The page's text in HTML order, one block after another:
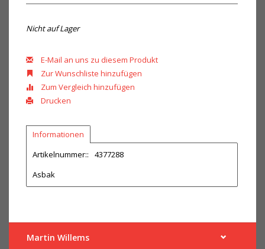
Nicht auf Lager
E-Mail an uns zu diesem Produkt
Zur Wunschliste hinzufügen
Zum Vergleich hinzufügen
Drucken
Informationen
Artikelnummer::
4377288
Asbak
Martin Willems